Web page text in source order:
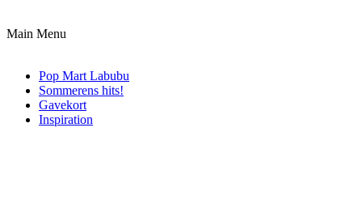
Main Menu
Pop Mart Labubu
Sommerens hits!
Gavekort
Inspiration